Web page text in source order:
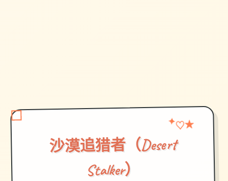
沙漠追猎者（Desert
Stalker）
✦ ♡★